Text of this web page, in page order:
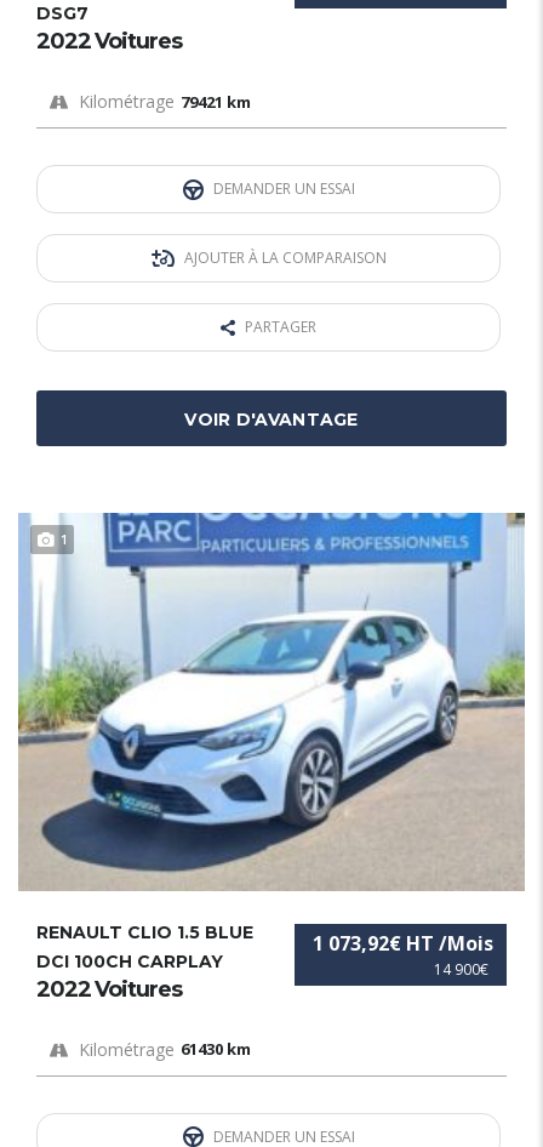
DSG7
2022 Voitures
Kilométrage 79421 km
DEMANDER UN ESSAI
AJOUTER À LA COMPARAISON
PARTAGER
VOIR D'AVANTAGE
1
14 900€
1 073,92€ HT /Mois
RENAULT CLIO 1.5 BLUE
DCI 100CH CARPLAY
2022 Voitures
Kilométrage 61430 km
DEMANDER UN ESSAI